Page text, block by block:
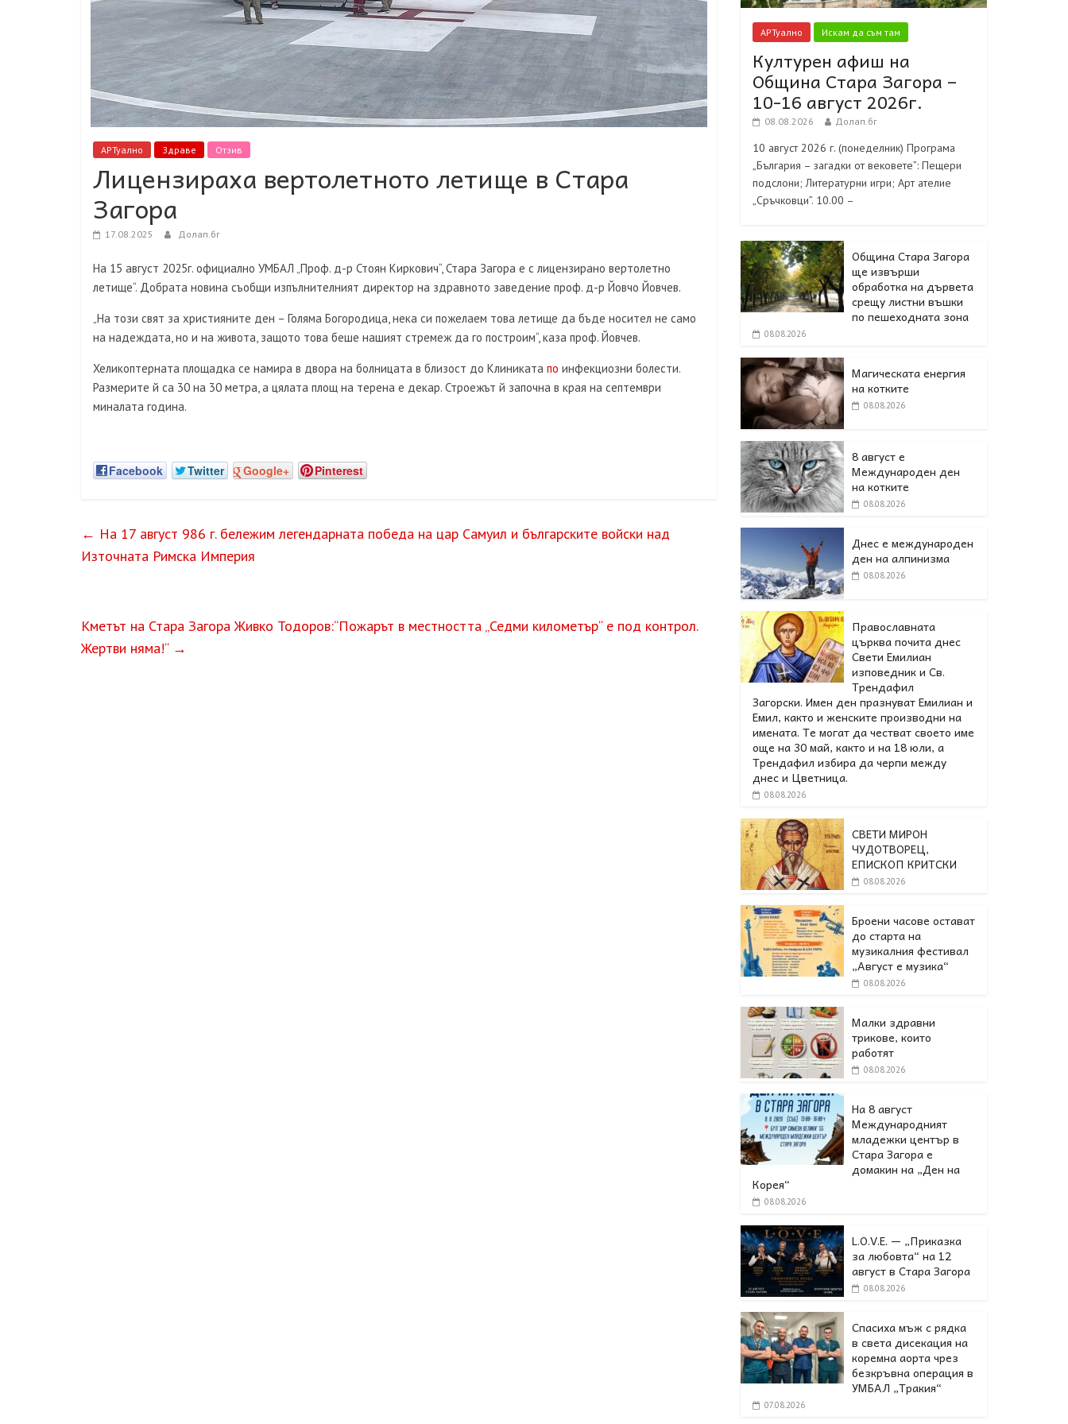
АРТуално Здраве Отзив
Лицензираха вертолетното летище в Стара
Загора
17.08.2025 Долап.бг
На 15 август 2025г. официално УМБАЛ „Проф. д-р Стоян Киркович“, Стара Загора е с лицензирано вертолетно
летище“. Добрата новина съобщи изпълнителният директор на здравното заведение проф. д-р Йовчо Йовчев.
„На този свят за християните ден – Голяма Богородица, нека си пожелаем това летище да бъде носител не само
на надеждата, но и на живота, защото това беше нашият стремеж да го построим“, каза проф. Йовчев.
Хеликоптерната площадка се намира в двора на болницата в близост до Клиниката по инфекциозни болести.
Размерите й са 30 на 30 метра, а цялата площ на терена е декар. Строежът й започна в края на септември
миналата година.
Facebook Twitter Google+ Pinterest
← На 17 август 986 г. бележим легендарната победа на цар Самуил и българските войски над
Източната Римска Империя
Кметът на Стара Загора Живко Тодоров:“Пожарът в местността „Седми километър“ е под контрол.
Жертви няма!“ →
АРТуално Искам да съм там
Културен афиш на
Община Стара Загора –
10-16 август 2026г.
08.08.2026 Долап.бг
10 август 2026 г. (понеделник) Програма
„България – загадки от вековете”: Пещери
подслони; Литературни игри; Арт ателие
„Сръчковци”. 10.00 –
Община Стара Загора
ще извърши
обработка на дървета
срещу листни въшки
по пешеходната зона
08.08.2026
Магическата енергия
на котките
08.08.2026
8 август е
Международен ден
на котките
08.08.2026
Днес е международен
ден на алпинизма
08.08.2026
Православната
църква почита днес
Свети Емилиан
изповедник и Св.
Трендафил
Загорски. Имен ден празнуват Емилиан и
Емил, както и женските производни на
имената. Те могат да честват своето име
още на 30 май, както и на 18 юли, а
Трендафил избира да черпи между
днес и Цветница.
08.08.2026
СВЕТИ МИРОН
ЧУДОТВОРЕЦ,
ЕПИСКОП КРИТСКИ
08.08.2026
Броени часове остават
до старта на
музикалния фестивал
„Август е музика“
08.08.2026
Малки здравни
трикове, които
работят
08.08.2026
На 8 август
Международният
младежки център в
Стара Загора е
домакин на „Ден на
Корея“
08.08.2026
L.O.V.E. — „Приказка
за любовта“ на 12
август в Стара Загора
08.08.2026
Спасиха мъж с рядка
в света дисекация на
коремна аорта чрез
безкръвна операция в
УМБАЛ „Тракия“
07.08.2026